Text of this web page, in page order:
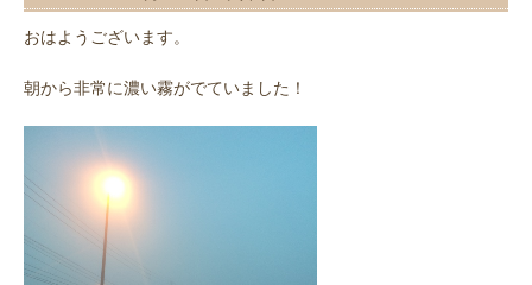
おはようございます。
朝から非常に濃い霧がでていました！